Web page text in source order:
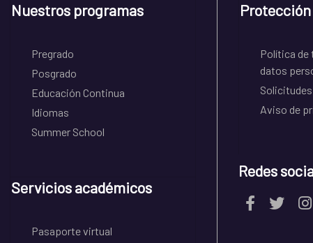
Nuestros programas
Pregrado
Posgrado
Educación Continua
Idiomas
Summer School
Servicios académicos
Pasaporte virtual
Política de
datos
Solicitudes
Aviso de
Redes